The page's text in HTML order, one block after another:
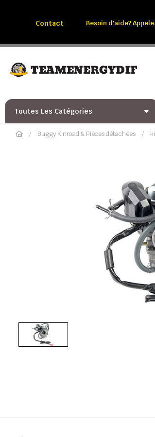
Contact Besoin d'aide?
Toutes Les Catégories
Buggy Kinroad & Pièces détachées